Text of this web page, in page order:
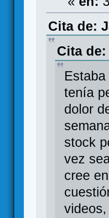
Cita de:
Cita
tenía
dolor
stock
vez
cree